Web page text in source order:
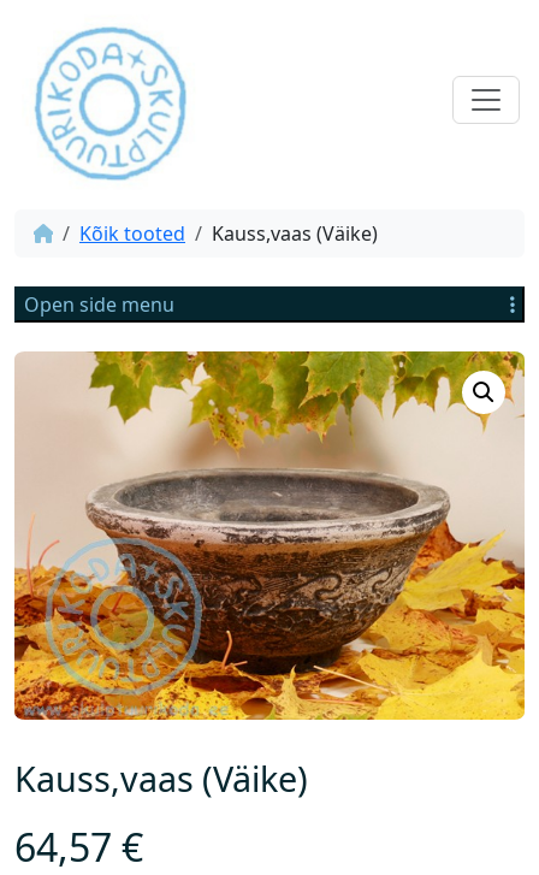
Kõik tooted Kauss,vaas (Väike)
Open side menu
Kauss,vaas (Väike)
64,57 €